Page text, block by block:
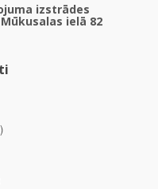
izstrādes
ielā 82